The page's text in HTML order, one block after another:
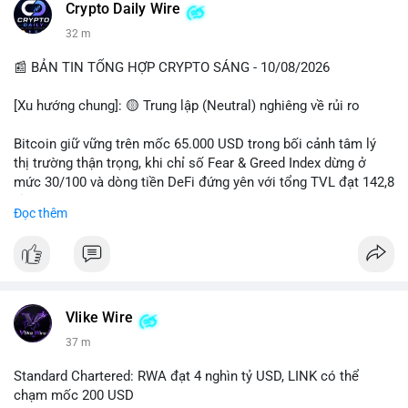
các quỹ phòng hộ sang vị thế Long là tín hiệu tích cực ngầm,
nhưng biến động ngắn hạn vẫn cao.
• Khuyến nghị: Cẩn trọng với các lệnh Long/Short khi Bitcoin
chưa thoát khỏi vùng giá hiện tại. Theo dõi sát các tin tức về
📰 Nguồn: CoinDesk
Crypto Daily Wire
32 m
📰 BẢN TIN TỔNG HỢP CRYPTO SÁNG - 10/08/2026
[Xu hướng chung]: 🟡 Trung lập (Neutral) nghiêng về rủi ro
Bitcoin giữ vững trên mốc 65.000 USD trong bối cảnh tâm lý
thị trường thận trọng, khi chỉ số Fear & Greed Index dừng ở
mức 30/100 và dòng tiền DeFi đứng yên với tổng TVL đạt 142,8
tăng gần 3% khi Iran-Oman hứa mở lại eo Hormuz, giảm lo ngại
lớn khác. Đáng chú ý, thanh lý Short chiếm tới 81,7% tổng 35,7
triệu USD thanh lý trong 24h, cho thấy phe bán đang yếu thế.
- DeFi & Công nghệ: Standard Chartered dự báo thị trường RWA
sẽ bùng nổ lên 4 nghìn tỷ USD, kéo theo giá trị token LINK có
Đọc thêm
Vlike Wire
37 m
Standard Chartered: RWA đạt 4 nghìn tỷ USD, LINK có thể
chạm mốc 200 USD